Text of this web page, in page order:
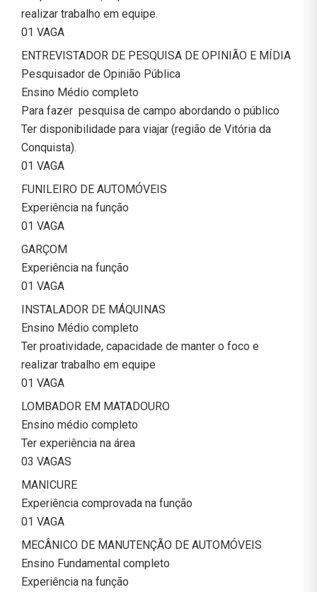
realizar trabalho em equipe.
01 VAGA
ENTREVISTADOR DE PESQUISA DE OPINIÃO E MÍDIA
Pesquisador de Opinião Pública
Ensino Médio completo
Para fazer pesquisa de campo abordando o público
Ter disponibilidade para viajar (região de Vitória da
Conquista).
01 VAGA
FUNILEIRO DE AUTOMÓVEIS
Experiência na função
01 VAGA
GARÇOM
Experiência na função
01 VAGA
INSTALADOR DE MÁQUINAS
Ensino Médio completo
Ter proatividade, capacidade de manter o foco e
realizar trabalho em equipe
01 VAGA
LOMBADOR EM MATADOURO
Ensino médio completo
Ter experiência na área
03 VAGAS
MANICURE
Experiência comprovada na função
01 VAGA
MECÂNICO DE MANUTENÇÃO DE AUTOMÓVEIS
Ensino Fundamental completo
Experiência na função